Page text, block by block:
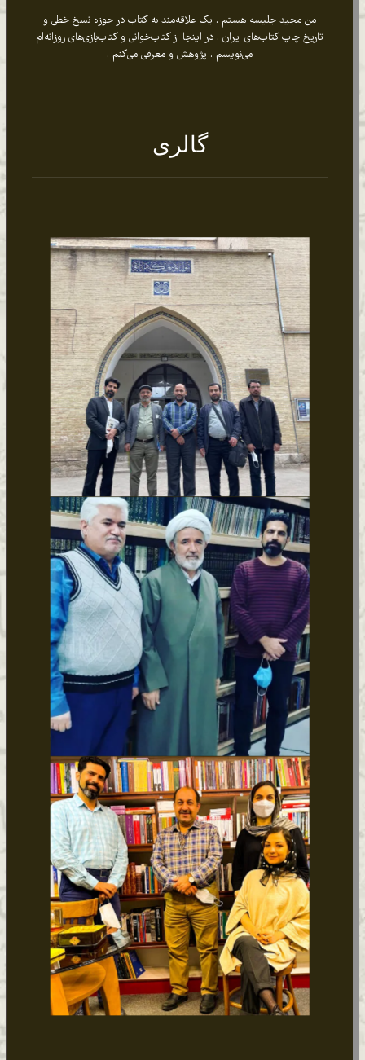
من مجید جلیسه هستم . یک علاقه‌مند به کتاب در حوزه نسخ خطی و
تاریخ چاپ کتاب‌های ایران . در اینجا از کتاب‌خوانی و کتاب‌بازی‌های روزانه‌ام
می‌نویسم . پژوهش و معرفی می‌کنم .
گالری